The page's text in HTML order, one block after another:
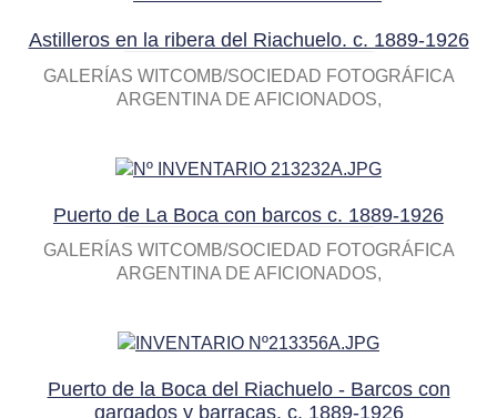
Astilleros en la ribera del Riachuelo. c. 1889-1926
GALERÍAS WITCOMB/SOCIEDAD FOTOGRÁFICA
ARGENTINA DE AFICIONADOS
Puerto de La Boca con barcos c. 1889-1926
GALERÍAS WITCOMB/SOCIEDAD FOTOGRÁFICA
ARGENTINA DE AFICIONADOS
Puerto de la Boca del Riachuelo - Barcos con
gargados y barracas. c. 1889-1926